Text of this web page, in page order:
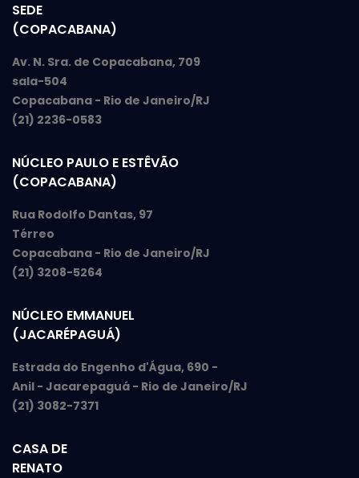
SEDE
(COPACABANA)
Av. N. Sra. de Copacabana, 709
sala-504
Copacabana - Rio de Janeiro/RJ
(21) 2236-0583
NÚCLEO PAULO E ESTÊVÃO
(COPACABANA)
Rua Rodolfo Dantas, 97
Térreo
Copacabana - Rio de Janeiro/RJ
(21) 3208-5264
NÚCLEO EMMANUEL
(JACARÉPAGUÁ)
Estrada do Engenho d'Água, 690 -
Anil - Jacarepaguá - Rio de Janeiro/RJ
(21) 3082-7371
CASA DE
RENATO